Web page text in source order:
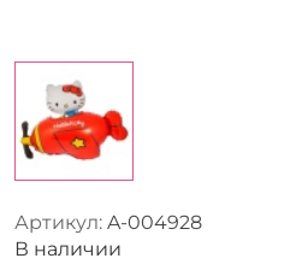
Артикул: A-004928
В наличии